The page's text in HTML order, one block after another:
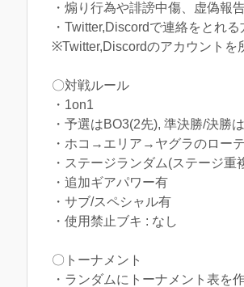
・煽り行為や誹謗中傷、虚偽報
・Twitter,Discordで連絡をとれる
※Twitter,Discordのアカウントを
〇対戦ルール
・1on1
・予選はBO3(2先), 準決勝/決勝
・ホコ→エリア→ヤグラのロー
・ステージランダム(ステージ重
・追加ギアパワー有
・サブ/スペシャル有
・使用禁止ブキ : なし
〇トーナメント
・ランダムにトーナメント表を